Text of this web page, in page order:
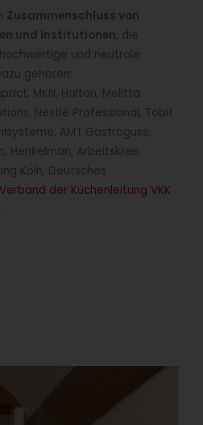
Zusammenschluss von
und Institutionen, die
und neutrale
gehören:
MKN, Halton, Melitta
Nestlé Professional, Tobit
AMT Gastroguss,
Henkelman, Arbeitskreis
Köln, Deutsches
Verband der Küchenleitung VKK